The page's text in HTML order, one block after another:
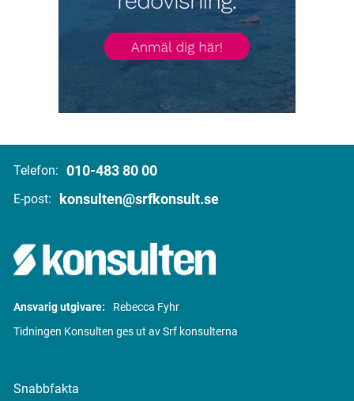
Telefon: 010-483 80 00
E-post: konsulten@srfkonsult.se
Ansvarig utgivare:
Rebecca Fyhr
Tidningen Konsulten ges ut av Srf konsulterna
Snabbfakta